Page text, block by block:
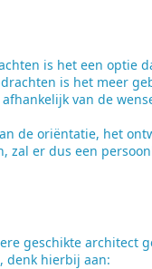
is het een optie
is het meer
van de
de oriëntatie, het
zal er dus een
geschikte architect
denk hierbij aan: